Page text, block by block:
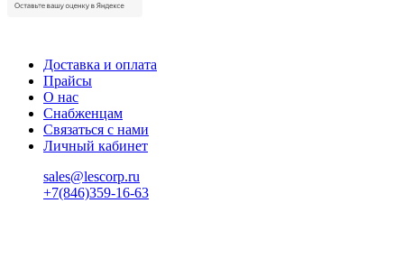
Доставка и оплата
Прайсы
О нас
Снабженцам
Связаться с нами
Личный кабинет
sales@lescorp.ru
+7(846)359-16-63